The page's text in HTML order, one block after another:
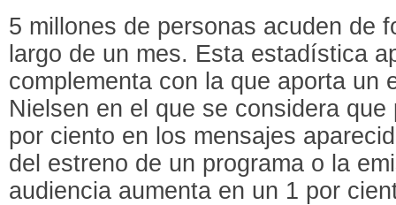
5 millones de personas acuden de
largo de un mes. Esta estadística
complementa con la que aporta un
Nielsen en el que se considera
por ciento en los mensajes
del estreno de un programa o la
audiencia aumenta en un 1 por